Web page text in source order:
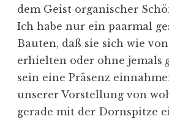
dem Geist organischer
Ich habe nur ein paarmal
Bauten, daß sie sich wie
erhielten oder ohne jemals
sein eine Präsenz
unserer Vorstellung von
gerade mit der Dornspitze